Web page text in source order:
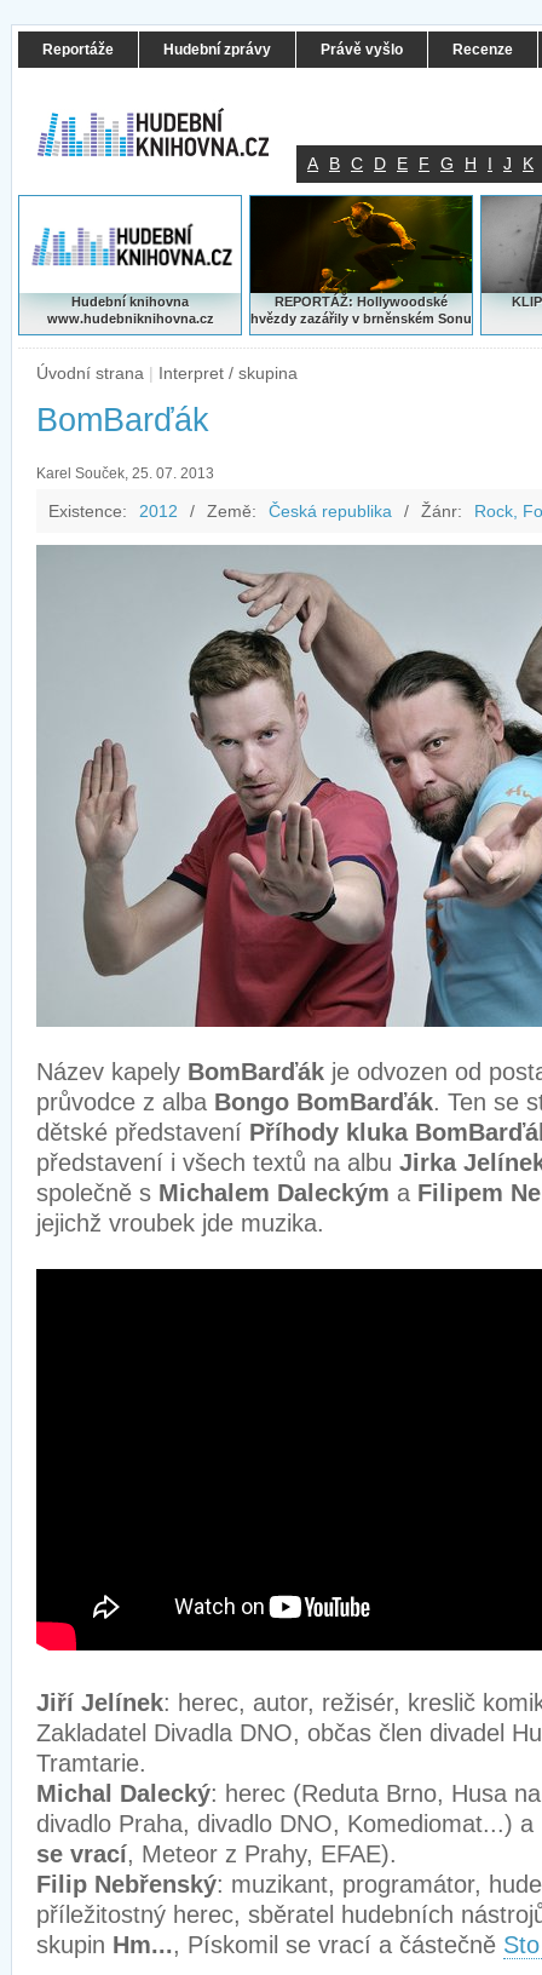
Reportáže Hudební zprávy Právě vyšlo Recenze
A B C D E F G H I J K
Hudební knihovna
www.hudebniknihovna.cz
REPORTÁŽ: Hollywoodské
hvězdy zazářily v brněnském Sonu
Úvodní strana | Interpret / skupina
BomBarďák
Karel Souček, 25. 07. 2013
Existence: 2012 / Země: Česká republika / Žánr: Rock,
Název kapely BomBarďák je odvozen od
průvodce z alba Bongo BomBarďák. Ten se
dětské představení Příhody kluka
představení i všech textů na albu Jirka
společně s Michalem Daleckým a Filipem
jejichž vroubek jde muzika.
Jiří Jelínek: herec, autor, režisér, kreslič
Zakladatel Divadla DNO, občas člen divadel
Tramtarie.
Michal Dalecký: herec (Reduta Brno, Husa
divadlo Praha, divadlo DNO, Komediomat...) a
se vrací, Meteor z Prahy, EFAE).
Filip Nebřenský: muzikant, programátor,
příležitostný herec, sběratel hudebních
skupin Hm..., Pískomil se vrací a částečně